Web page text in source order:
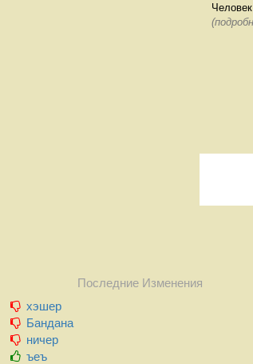
Последние Изменения
хэшер
Бандана
ничер
ъеъ